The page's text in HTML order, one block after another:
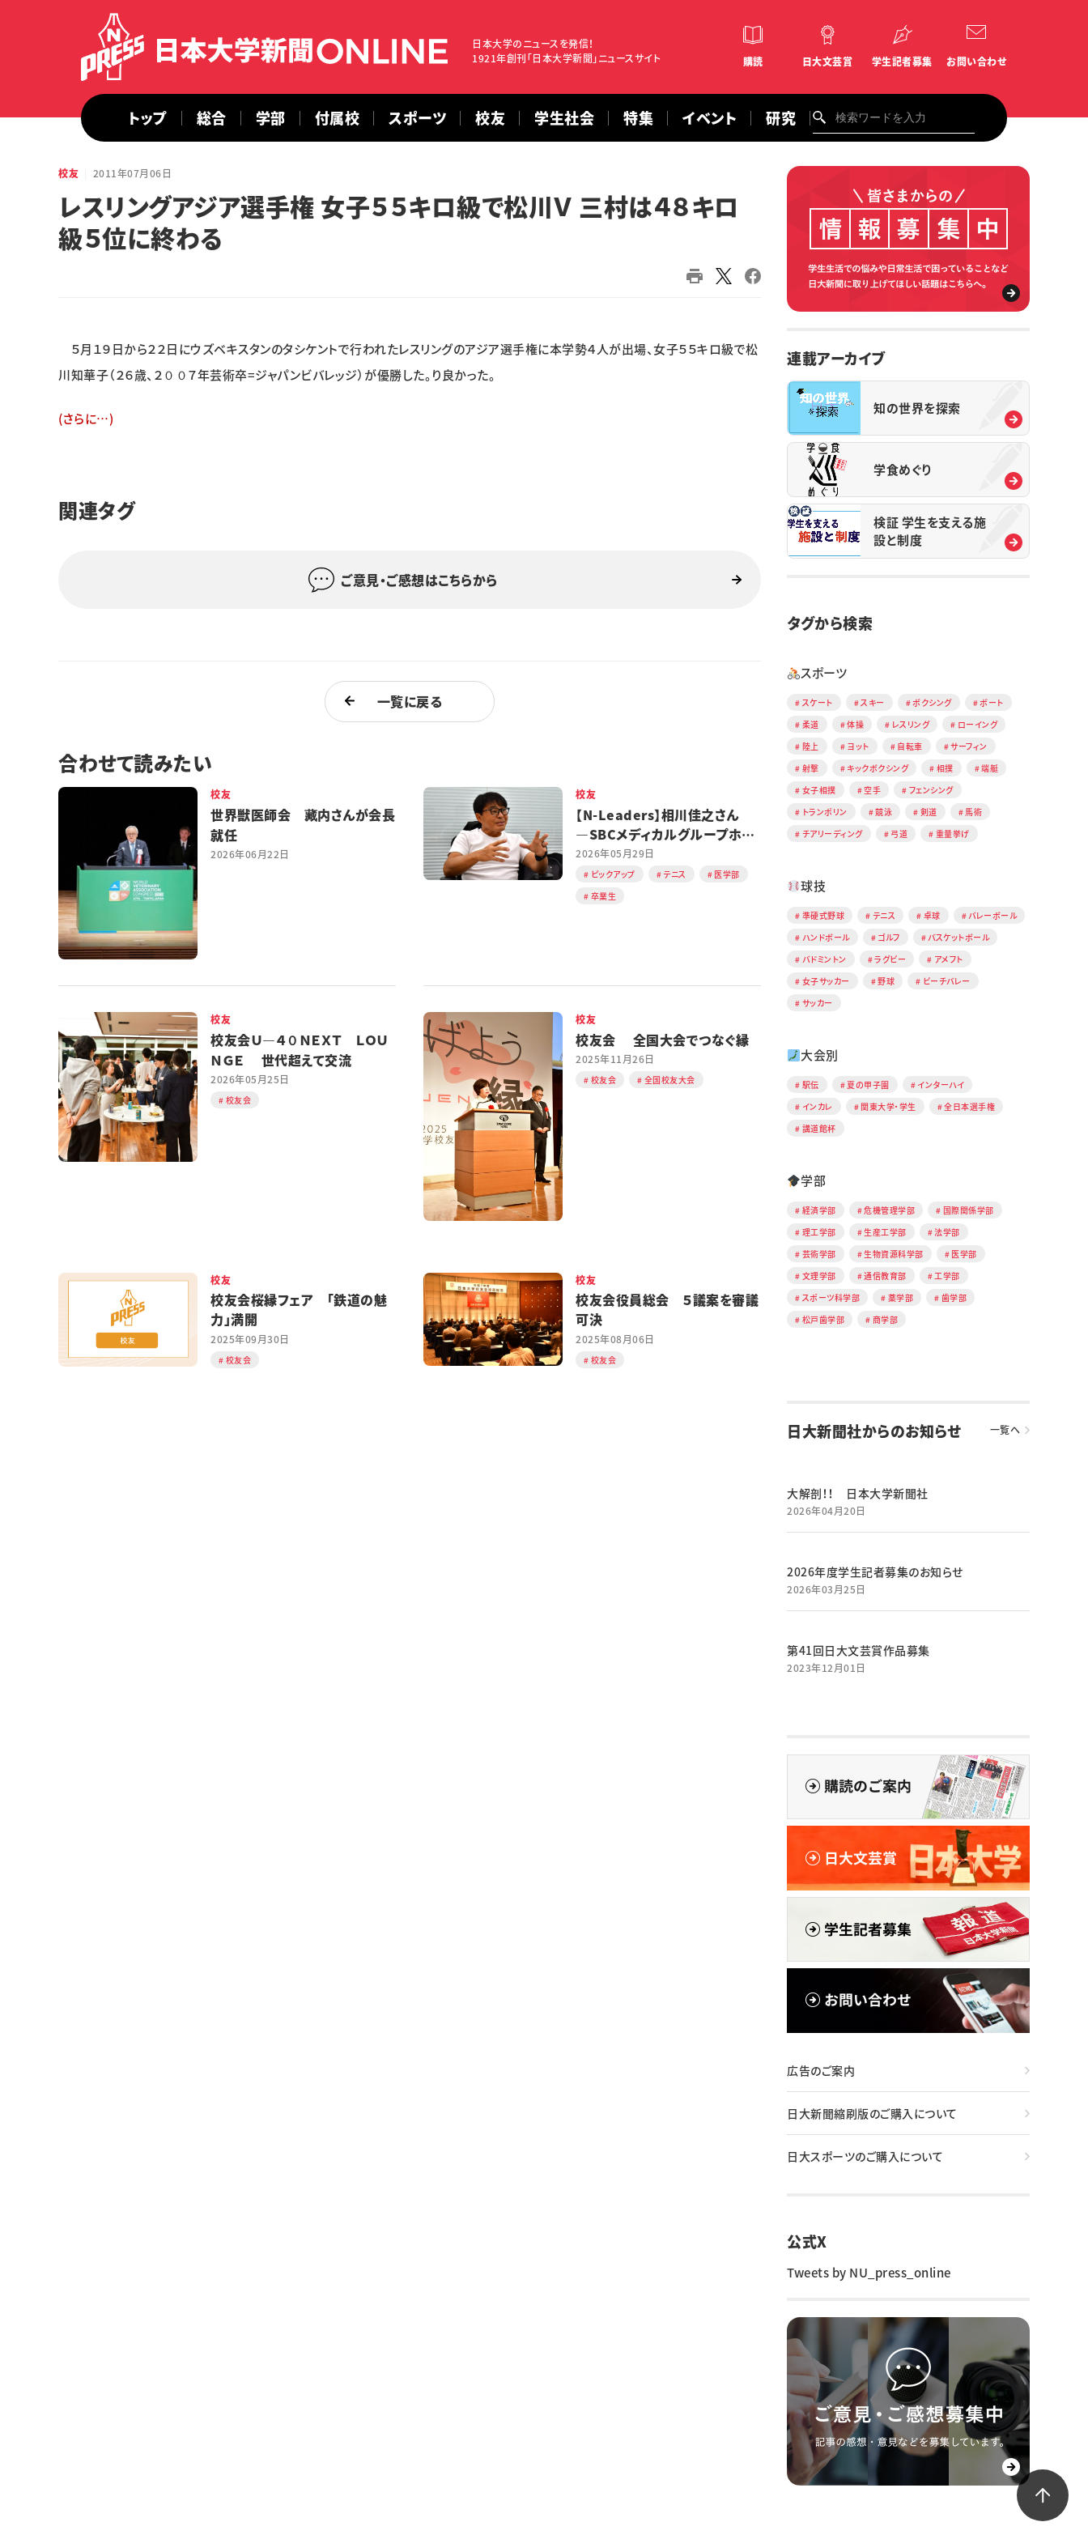
日本大学のニュースを発信！
1921年創刊「日本大学新聞」ニュースサイト
購読 日大文芸賞 学生記者募集 お問い合わせ
トップ 総合 学部 付属校 スポーツ 校友 学生社会 特集 イベント 研究
校友 2011年07月06日
レスリングアジア選手権 女子５５キロ級で松川Ｖ 三村は４８キロ
級５位に終わる
５月１９日から２２日にウズベキスタンのタシケントで行われたレスリングのアジア選手権に本学勢４人が出場、女子５５キロ級で松
川知華子（２６歳、２００７年芸術卒=ジャパンビバレッジ）が優勝した。り良かった。
(さらに…)
関連タグ
ご意見・ご感想はこちらから
一覧に戻る
合わせて読みたい
校友
世界獣医師会 藏内さんが会長
就任
2026年06月22日
校友
【N-Leaders】相川佳之さん
―SBCメディカルグループホー
ルディングスCEO
2026年05月29日
ピックアップ テニス
医学部
卒業生
校友
校友会Ｕ―４０ＮＥＸＴ ＬＯＵ
ＮＧＥ 世代超えて交流
2026年05月25日
校友会
校友
校友会 全国大会でつなぐ縁
2025年11月26日
校友会 全国校友大会
校友
校友会桜縁フェア 「鉄道の魅
力」満開
2025年09月30日
校友会
校友
校友会役員総会 ５議案を審議
可決
2025年08月06日
校友会
連載アーカイブ
知の世界を探索
学食めぐり
検証 学生を支える施
設と制度
タグから検索
スポーツ
スケート スキー ボクシング
ボート
柔道
体操 レスリング
ローイング
陸上
ヨット 自転車
サーフィン
射撃
キックボクシング 相撲
端艇
女子相撲
空手
フェンシング
トランポリン
競泳 剣道
馬術
チアリーディング
弓道 重量挙げ
球技
準硬式野球 テニス 卓球
バレーボール
ハンドボール
ゴルフ
バスケットボール
バドミントン
ラグビー
アメフト
女子サッカー
野球
ビーチバレー
サッカー
大会別
駅伝 夏の甲子園
インターハイ
インカレ
関東大学・学生
全日本選手権
講道館杯
学部
経済学部 危機管理学部
国際関係学部
理工学部
生産工学部
法学部
芸術学部
生物資源科学部
医学部
文理学部
通信教育部
工学部
スポーツ科学部
薬学部
歯学部
松戸歯学部
商学部
日大新聞社からのお知らせ 一覧へ
大解剖！！ 日本大学新聞社
2026年04月20日
2026年度学生記者募集のお知らせ
2026年03月25日
第41回日大文芸賞作品募集
2023年12月01日
広告のご案内
日大新聞縮刷版のご購入について
日大スポーツのご購入について
公式X
Tweets by NU_press_online